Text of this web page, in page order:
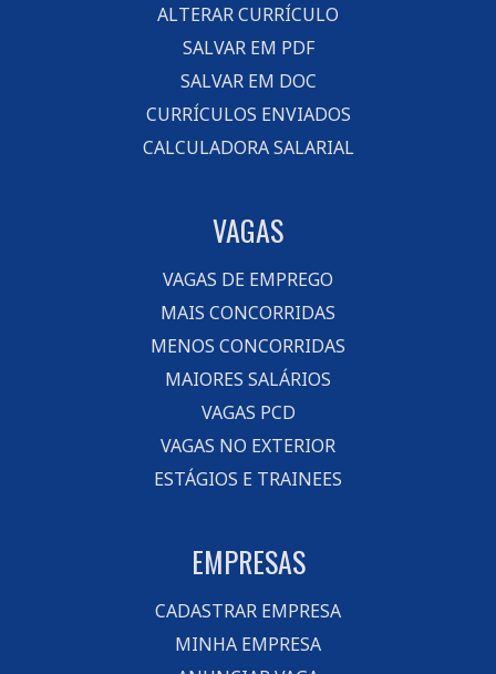
ALTERAR CURRÍCULO
SALVAR EM PDF
SALVAR EM DOC
CURRÍCULOS ENVIADOS
CALCULADORA SALARIAL
VAGAS
VAGAS DE EMPREGO
MAIS CONCORRIDAS
MENOS CONCORRIDAS
MAIORES SALÁRIOS
VAGAS PCD
VAGAS NO EXTERIOR
ESTÁGIOS E TRAINEES
EMPRESAS
CADASTRAR EMPRESA
MINHA EMPRESA